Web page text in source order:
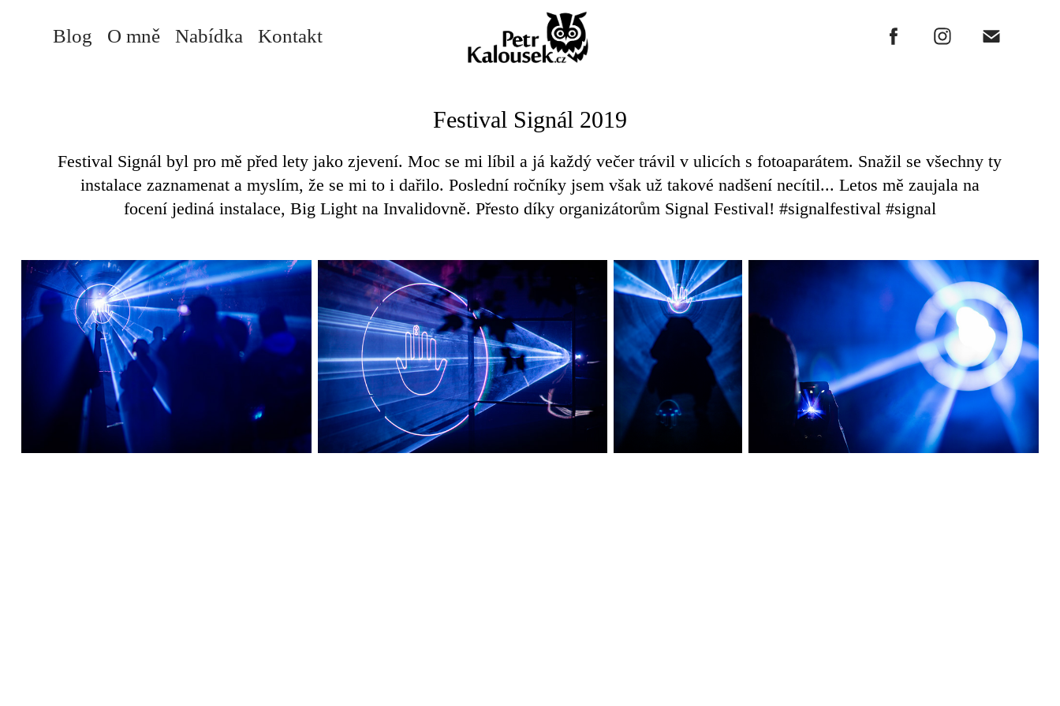
Blog O mně Nabídka Kontakt
Festival Signál 2019
Festival Signál byl pro mě před lety jako zjevení. Moc se mi líbil a já každý večer trávil v ulicích s fotoaparátem. Snažil se všechny ty
instalace zaznamenat a myslím, že se mi to i dařilo. Poslední ročníky jsem však už takové nadšení necítil... Letos mě zaujala na
focení jediná instalace, Big Light na Invalidovně. Přesto díky organizátorům Signal Festival! #signalfestival #signal